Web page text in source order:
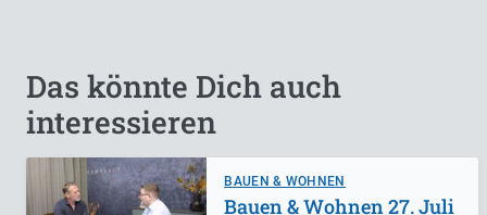
Das könnte Dich auch
interessieren
BAUEN & WOHNEN
Bauen & Wohnen 27. Juli